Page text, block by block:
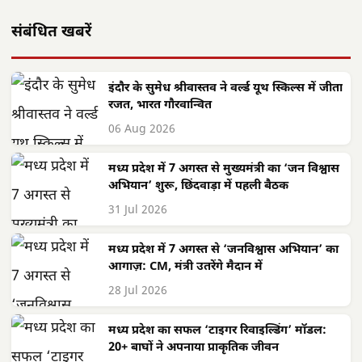
संबंधित खबरें
इंदौर के सुमेध श्रीवास्तव ने वर्ल्ड यूथ स्किल्स में जीता
रजत, भारत गौरवान्वित
06 Aug 2026
मध्य प्रदेश में 7 अगस्त से मुख्यमंत्री का ‘जन विश्वास
अभियान’ शुरू, छिंदवाड़ा में पहली बैठक
31 Jul 2026
मध्य प्रदेश में 7 अगस्त से ‘जनविश्वास अभियान’ का
आगाज़: CM, मंत्री उतरेंगे मैदान में
28 Jul 2026
मध्य प्रदेश का सफल ‘टाइगर रिवाइल्डिंग’ मॉडल:
20+ बाघों ने अपनाया प्राकृतिक जीवन